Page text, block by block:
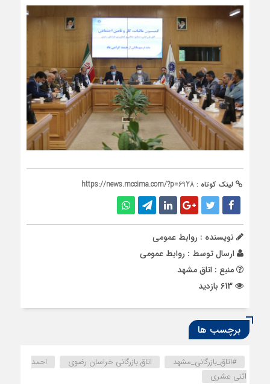
لینک کوتاه : https://news.mccima.com/?p=6928
نویسنده : روابط عمومی
ارسال توسط : روابط عمومی
منبع : اتاق مشهد
برچسب ها
#اتاق_بازرگانی_مشهد اتاق بازرگانی خراسان رضوی
احمد
اثنی عشری